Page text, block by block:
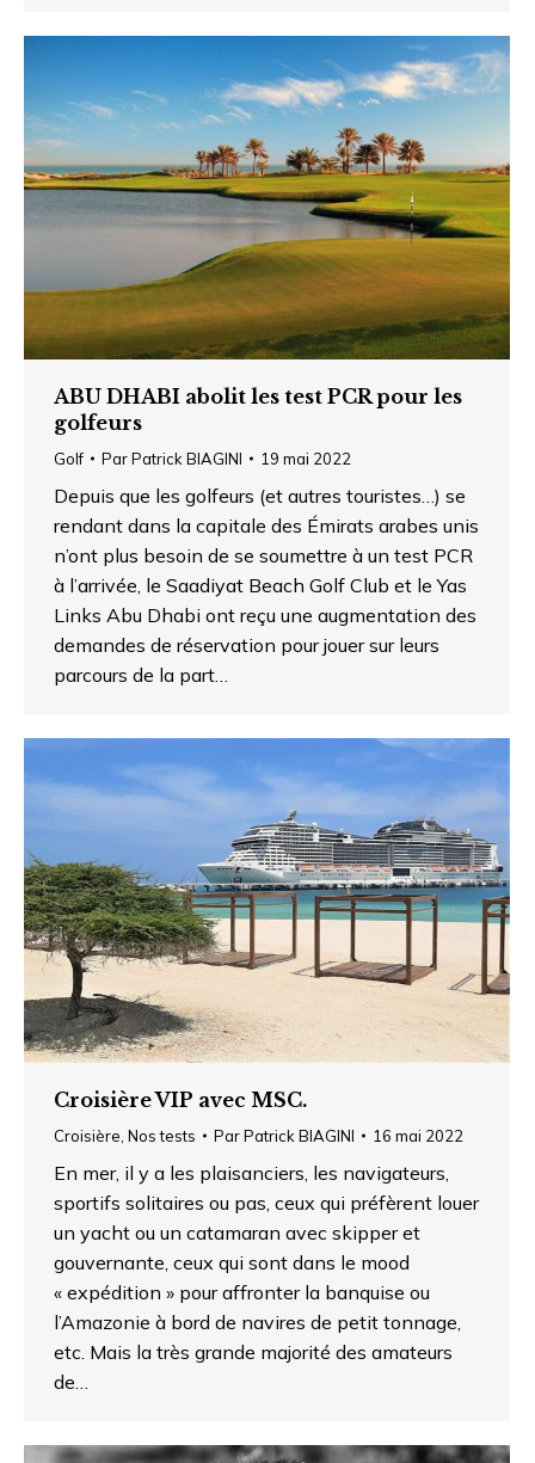
ABU DHABI abolit les test PCR pour les
golfeurs
Golf ParPatrick BIAGINI 19 mai 2022
Depuis que les golfeurs (et autres touristes…) se
rendant dans la capitale des Émirats arabes unis
n’ont plus besoin de se soumettre à un test PCR
à l’arrivée, le Saadiyat Beach Golf Club et le Yas
Links Abu Dhabi ont reçu une augmentation des
demandes de réservation pour jouer sur leurs
parcours de la part…
Croisière VIP avec MSC.
Croisière Nos tests ParPatrick BIAGINI 16 mai 2022
En mer, il y a les plaisanciers, les navigateurs,
sportifs solitaires ou pas, ceux qui préfèrent louer
un yacht ou un catamaran avec skipper et
gouvernante, ceux qui sont dans le mood
« expédition » pour affronter la banquise ou
l’Amazonie à bord de navires de petit tonnage,
etc. Mais la très grande majorité des amateurs
de…